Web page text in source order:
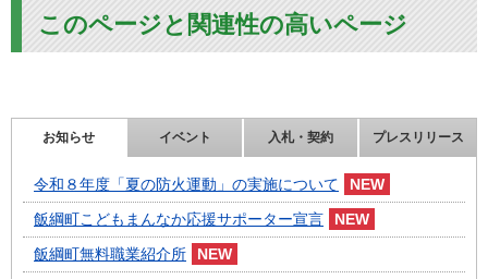
このページと関連性の高いページ
お知らせ イベント 入札・契約 プレスリリース
令和８年度「夏の防火運動」の実施について
飯綱町こどもまんなか応援サポーター宣言
飯綱町無料職業紹介所